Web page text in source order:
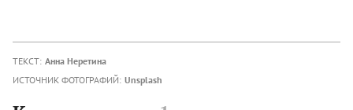
ТЕКСТ: Анна Неретина
ИСТОЧНИК ФОТОГРАФИЙ: Unsplash